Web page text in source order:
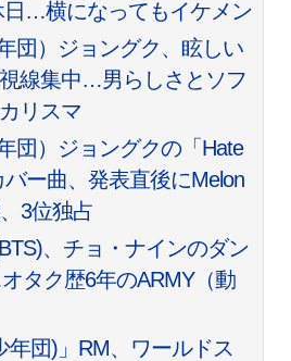
日…横になってもイケメン
団）ジョングク、眩しい
線集中…男らしさとソフ
リスマ
団）ジョングクの「Hate
バー曲、発表直後にMelon
3位独占
、チョ・ナインのダン
タク歴6年のARMY（動
年団)」RM、ワールドス